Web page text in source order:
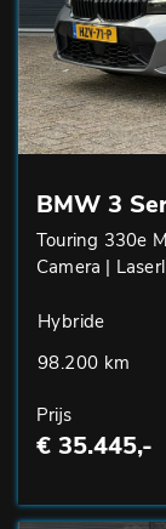
BMW 3
Touring 330e
Camera |
Hybride
98.200 km
Prijs
€ 35.445,-